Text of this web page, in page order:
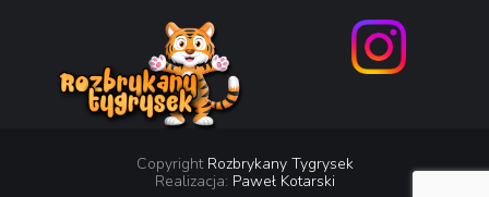
Copyright Rozbrykany Tygrysek
Realizacja: Paweł Kotarski